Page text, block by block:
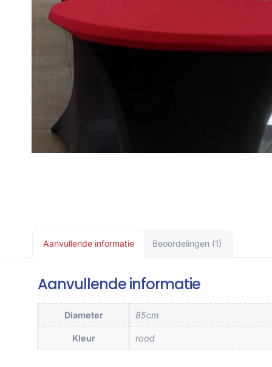
Aanvullende informatie Beoordelingen (1)
Aanvullende informatie
Diameter 85cm
Kleur rood